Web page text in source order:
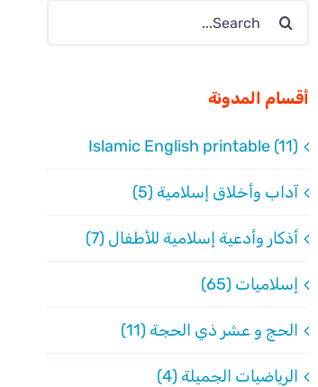
Search
أقسام المدونة
Islamic English printable (11)
آداب وأخلاق إسلامية (5)
أذكار وأدعية إسلامية للأطفال (7)
إسلاميات (65)
الحج و عشر ذي الحجة (11)
الرياضيات الجميلة (4)